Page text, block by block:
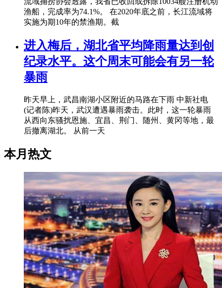
渔船，完成率为74.1%。 在2020年底之前，长江流域将
实施为期10年的禁渔期。截
进入梅后，湖北省平均降雨量达到创
纪录水平。这个周末可能会有另一轮
暴雨
昨天早上，武昌南湖小区附近的马路在下雨 中新社电
(记者陈)昨天，武汉遭遇暴雨袭击。此时，这一轮暴雨
从西向东骚扰恩施、宜昌、荆门、随州、黄冈等地，最
后撤离湖北。 从前一天
本月热文